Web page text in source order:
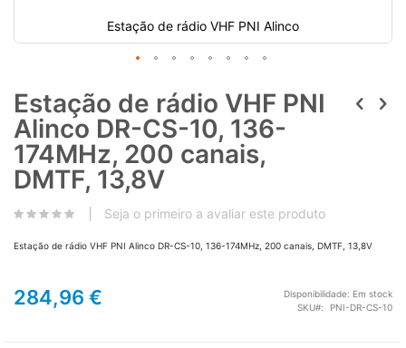
Estação de rádio VHF PNI Alinco
Estação de rádio VHF PNI
Alinco DR-CS-10, 136-
174MHz, 200 canais,
DMTF, 13,8V
Seja o primeiro a avaliar este produto
Estação de rádio VHF PNI Alinco DR-CS-10, 136-174MHz, 200 canais, DMTF, 13,8V
284,96 € Disponibilidade: Em stock
SKU
PNI-DR-CS-10